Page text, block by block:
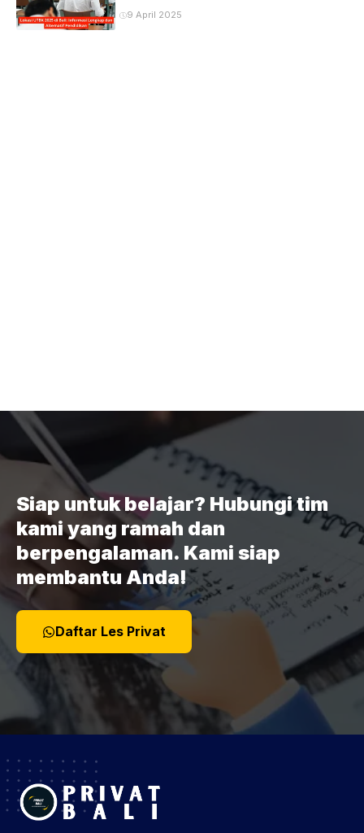
9 April 2025
Siap untuk belajar? Hubungi tim
kami yang ramah dan
berpengalaman. Kami siap
membantu Anda!
Daftar Les Privat